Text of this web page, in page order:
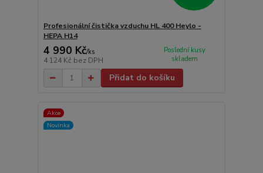
Profesionální čistička vzduchu HL 400 Heylo -
HEPA H14
4 990 Kč/ks
4 124 Kč bez DPH
Poslední kusy
skladem
Přidat do košíku
Akce
Novinka